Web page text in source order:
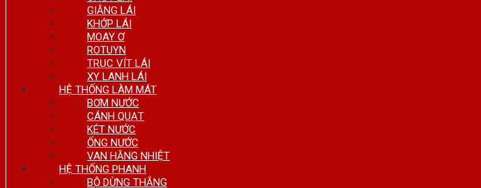
GIẰNG LÁI
KHỚP LÁI
MOAY Ơ
ROTUYN
TRỤC VÍT LÁI
XY LANH LÁI
HỆ THỐNG LÀM MÁT
BƠM NƯỚC
CÁNH QUẠT
KÉT NƯỚC
ỐNG NƯỚC
VAN HẰNG NHIỆT
HỆ THỐNG PHANH
BỘ DỪNG THẮNG